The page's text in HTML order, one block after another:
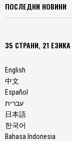
ПОСЛЕДНИ НОВИНИ
35 СТРАНИ, 21 ЕЗИКА
English
中文
Español
עברית
日本語
한국어
Bahasa Indonesia